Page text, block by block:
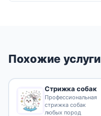
Похожие услуги
Стрижка собак
Профессиональная
стрижка собак
любых пород